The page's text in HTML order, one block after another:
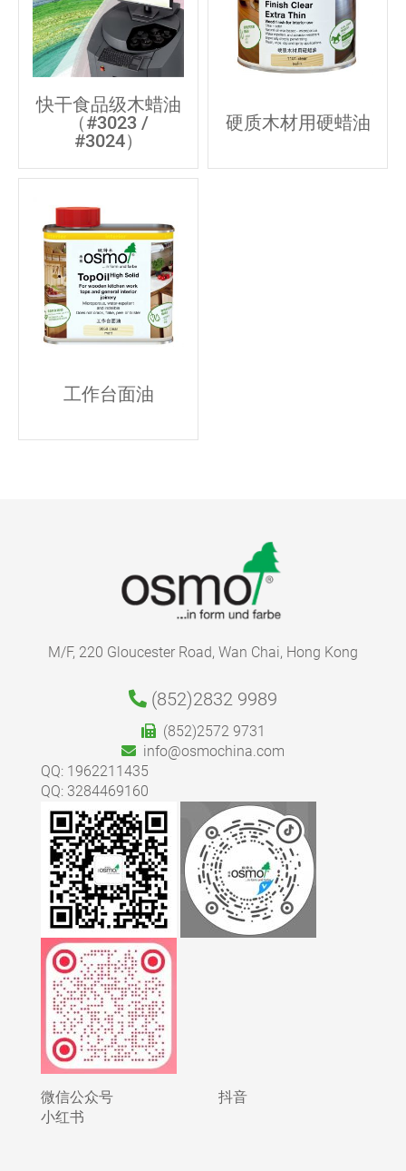
快干食品级木蜡油
（#3023 /
#3024）
硬质木材用硬蜡油
工作台面油
M/F, 220 Gloucester Road, Wan Chai, Hong Kong
(852)2832 9989
(852)2572 9731
info@osmochina.com
QQ: 1962211435
QQ: 3284469160
微信公众号 抖音
小红书